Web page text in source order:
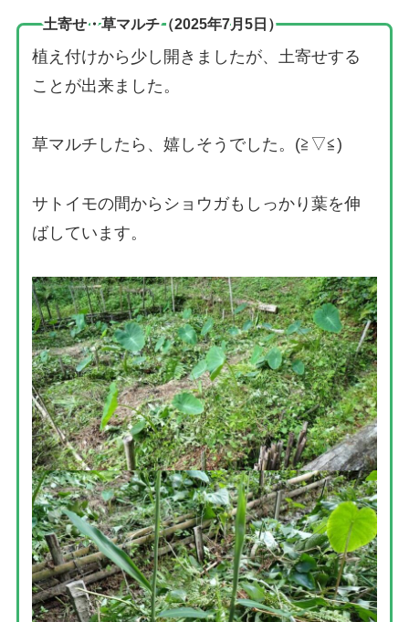
土寄せ・草マルチ（2025年7月5日）
植え付けから少し開きましたが、土寄せする
ことが出来ました。
草マルチしたら、嬉しそうでした。(≧▽≦)
サトイモの間からショウガもしっかり葉を伸
ばしています。